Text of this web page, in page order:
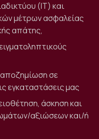
(IT) και
μέτρων ασφαλείας
απάτης,
αποζημίωση σε
εγκαταστάσεις μας
άσκηση και
αξιώσεων και/ή